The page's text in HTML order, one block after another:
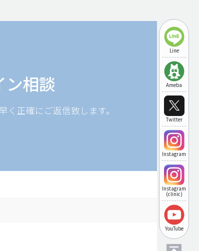
Line
Ameba
Twitter
Instagram
Instagram
(clinic)
YouTube
ン相談
く正確にご返信致します。